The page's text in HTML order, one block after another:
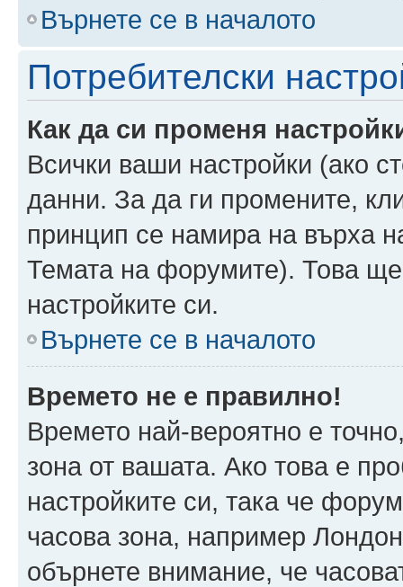
Върнете се в началото
Потребителски
Как да си променя
Всички ваши настройки (ако
данни. За да ги промените,
принцип се намира на върха
Темата на форумите). Това
настройките си.
Върнете се в началото
Времето не е правилно!
Времето най-вероятно е
зона от вашата. Ако това е
настройките си, така че
часова зона, например
обърнете внимание, че